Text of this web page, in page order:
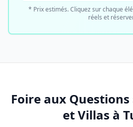
* Prix estimés. Cliquez sur chaque
réels et
Foire aux
et Villas à